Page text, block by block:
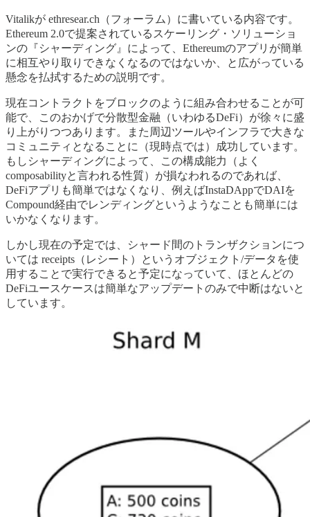
Vitalikが ethresear.ch（フォーラム）に書いている内容です。
Ethereum 2.0で提案されているスケーリング・ソリューショ
ンの『シャーディング』によって、Ethereumのアプリが簡単
に相互やり取りできなくなるのではないか、と広がっている
懸念を払拭するための説明です。
現在コントラクトをブロックのように組み合わせることが可
能で、このおかげで分散型金融（いわゆるDeFi）が徐々に盛
り上がりつつあります。また周辺ツールやインフラで大きな
コミュニティとなることに（現時点では）成功しています。
もしシャーディングによって、この構成能力（よく
composabilityと言われる性質）が損なわれるのであれば、
DeFiアプリも簡単ではなくなり、例えばInstaDAppでDAIを
Compound経由でレンディングというようなことも簡単には
いかなくなります。
しかし現在の予定では、シャード間のトランザクションにつ
いては receipts（レシート）というオブジェクト/データを使
用することで実行できると予定になっていて、ほとんどの
DeFiユースケースは簡単なアップデートのみで中断はないと
しています。